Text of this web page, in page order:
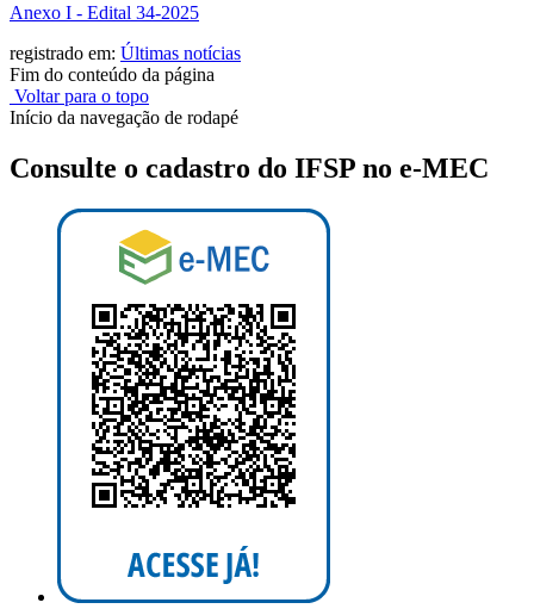
Anexo I - Edital 34-2025
registrado em: Últimas notícias
Fim do conteúdo da página
Voltar para o topo
Início da navegação de rodapé
Consulte o cadastro do IFSP no e-MEC